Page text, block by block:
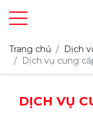
Trang chủ
Dịch
Dịch vụ cung
DỊCH VỤ